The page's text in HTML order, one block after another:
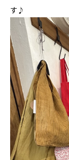
す♪